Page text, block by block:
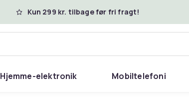
Kun 299 kr. tilbage før fri fragt!
Hjemme-elektronik Mobiltelefoni